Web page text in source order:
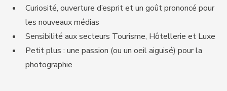
Curiosité, ouverture d’esprit et un goût prononcé pour
les nouveaux médias
Sensibilité aux secteurs Tourisme, Hôtellerie et Luxe
Petit plus : une passion (ou un oeil aiguisé) pour la
photographie